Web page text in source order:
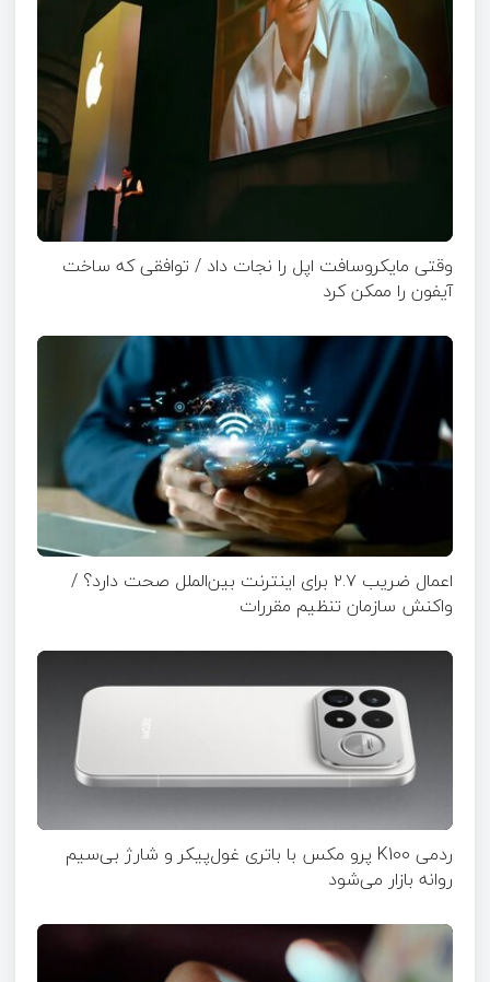
وقتی مایکروسافت اپل را نجات داد / توافقی که ساخت
آیفون را ممکن کرد
اعمال ضریب ۲.۷ برای اینترنت بین‌الملل صحت دارد؟ /
واکنش سازمان تنظیم مقررات
ردمی K100 پرو مکس با باتری غول‌پیکر و شارژ بی‌سیم
روانه بازار می‌شود